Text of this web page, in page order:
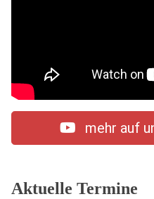
mehr auf
Aktuelle Termine